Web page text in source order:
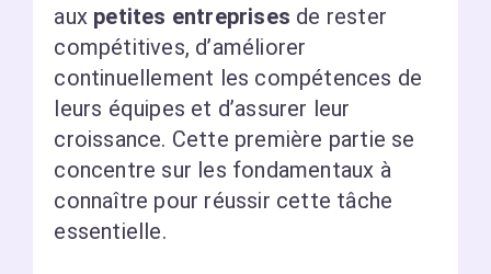
aux petites entreprises de rester
compétitives, d’améliorer
continuellement les compétences de
leurs équipes et d’assurer leur
croissance. Cette première partie se
concentre sur les fondamentaux à
connaître pour réussir cette tâche
essentielle.